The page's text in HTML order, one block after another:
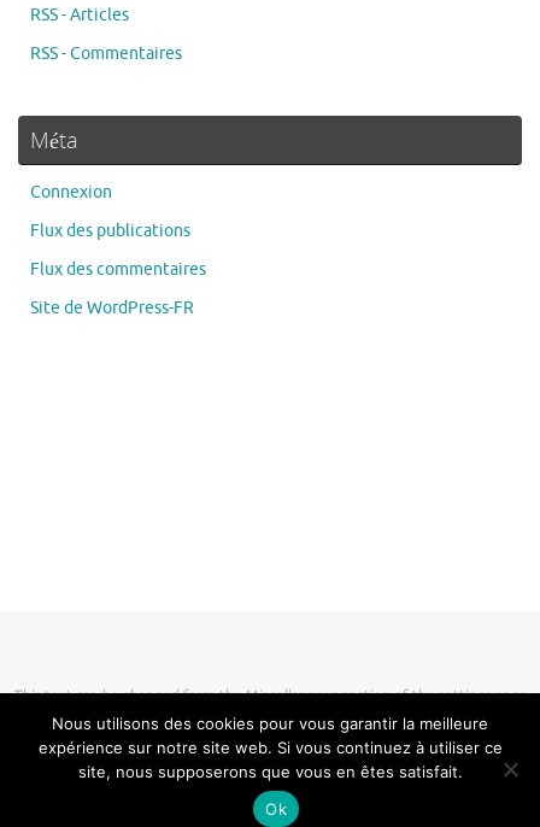
RSS - Articles
RSS - Commentaires
Méta
Connexion
Flux des publications
Flux des commentaires
Site de WordPress-FR
This text can be changed from the Miscellaneous section of the settings page.
Lorem ipsumdolor sit amet, consectetur adipiscingelit, cras ut imperdiet augue.
Fièrement propulsé par
Nous utilisons des cookies pour vous garantir la meilleure
expérience sur notre site web. Si vous continuez à utiliser ce
site, nous supposerons que vous en êtes satisfait.
Ok